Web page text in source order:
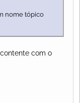
nome tópico
com o